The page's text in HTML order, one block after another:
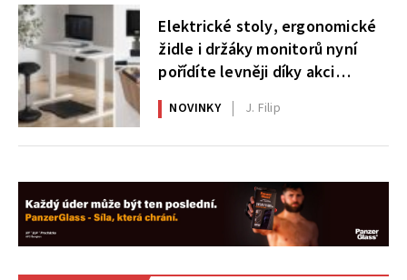
Elektrické stoly, ergonomické
židle i držáky monitorů nyní
pořídíte levněji díky akci
AlzaErgo
NOVINKY J. Filip